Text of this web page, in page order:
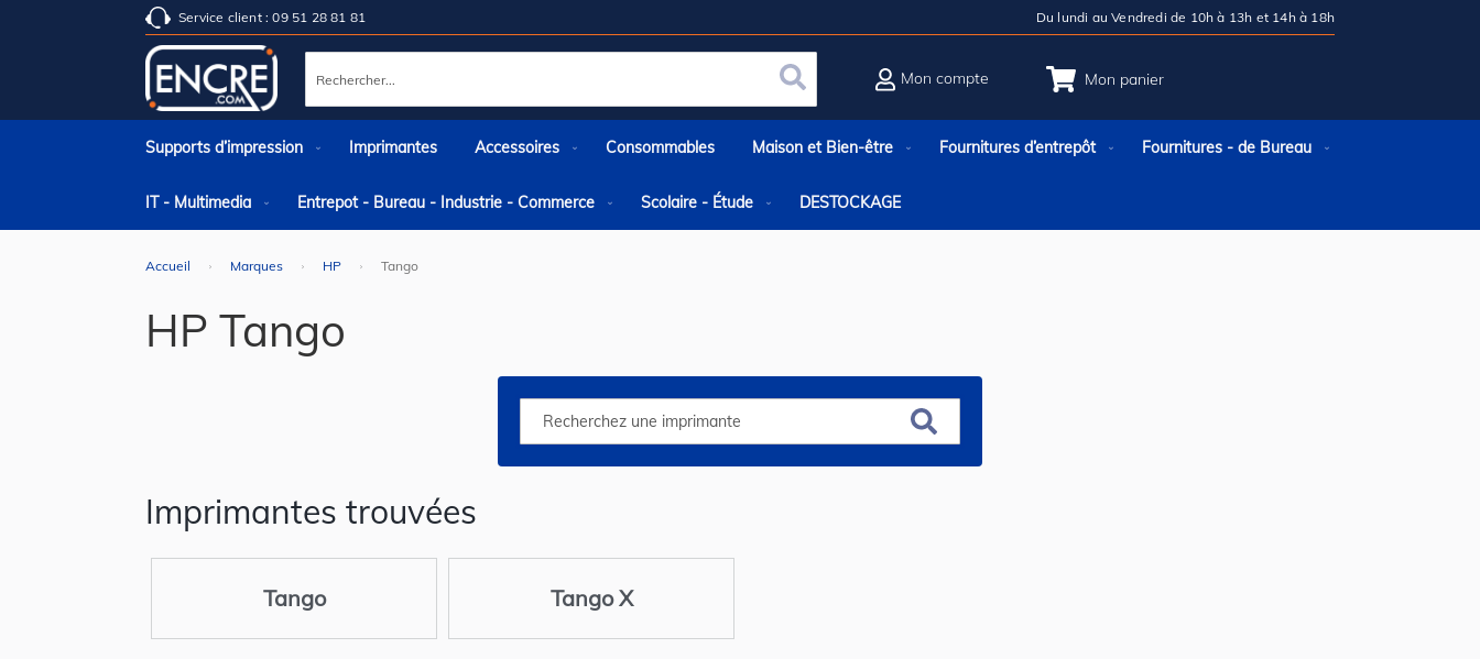
Service client : 09 51 28 81 81 Du lundi au Vendredi de 10h à 13h et 14h à 18h
Mon panier
Rechercher Rechercher
Mon compte
Supports d’impression Imprimantes Accessoires Consommables Maison et Bien-être Fournitures d’entrepôt Fournitures - de Bureau
IT - Multimedia Entrepot - Bureau - Industrie - Commerce Scolaire - Étude DESTOCKAGE
Accueil Marques HP Tango
HP Tango
Imprimantes trouvées
Tango Tango X